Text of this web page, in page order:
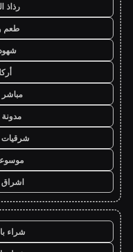
رذاذ
طعم
مباشر
شرقيات
اشراق
شراء